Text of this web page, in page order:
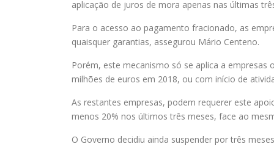
aplicação de juros de mora apenas nas últimas
Para o acesso ao pagamento fracionado, as
quaisquer garantias, assegurou Mário Centeno.
Porém, este mecanismo só se aplica a
milhões de euros em 2018, ou com início de
As restantes empresas, podem requerer este
menos 20% nos últimos três meses, face ao
O Governo decidiu ainda suspender por três